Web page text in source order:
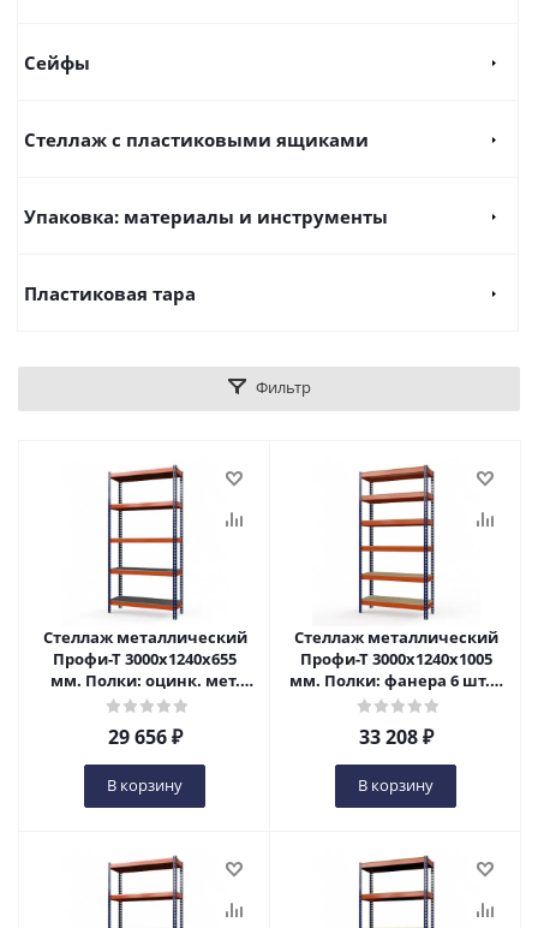
Сейфы
Стеллаж с пластиковыми ящиками
Упаковка: материалы и инструменты
Пластиковая тара
Фильтр
Стеллаж металлический
Профи-Т 3000x1240x655
мм. Полки: оцинк. мет.
усил. 5 шт. в Пензе
29 656₽
В корзину
Стеллаж металлический
Профи-Т 3000x1240x1005
мм. Полки: фанера 6 шт. в
Пензе
33 208₽
В корзину